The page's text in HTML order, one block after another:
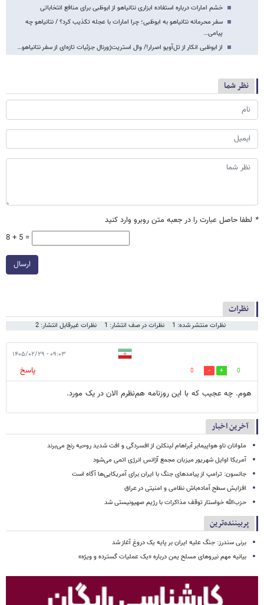
خشم امارات درباره استفاده ابزاری نتانیاهو از ابوظبی برای منافع انتخاباتی
سفر محرمانه نتانیاهو به ابوظبی؛ چرا امارات با عجله تکذیب کرد؟ / نتانیاهو چه
پیامی…
از ابوظبی انکار از تل‌آویو اصرار!/ وال استریت‌ژورنال جزئیات تازه‌ای از سفر نتانیاهو…
نظر شما
* لطفا حاصل عبارت را در جعبه متن روبرو وارد کنید
8 + 5 =
ارسال
نظرات
نظرات منتشر شده: 1 نظرات در صف انتشار: 1 نظرات غیرقابل انتشار: 2
۰۹:۰۳ - ۱۴۰۵/۰۲/۲۹
0
0
پاسخ
هوم. چه عجیب که با این روزنامه هم‌نظرم الان در یک مورد.
آخرین اخبار
ملوانان ناو هواپیمابر آبراهام لینکلن از افسردگی و افت شدید روحیه رنج می‌برند
آمریکا اوایل شهریور میزبان مجمع آژانس انرژی اتمی می‌شود
جانسون: ترامپ از پیامدهای جنگ با ایران برای آمریکایی‌ها آگاه است
افزایش سطح آماده‌باش نظامی و امنیتی در عراق
حزب‌الله خواستار توقف مذاکرات با رژیم صهیونیستی شد
پربیننده‌ترین
برنی سندرز: جنگ علیه ایران بر پایه یک دروغ آغاز شد
بیانیه مهم نیروهای مسلح یمن درباره «یک عملیات گسترده و ویژه»